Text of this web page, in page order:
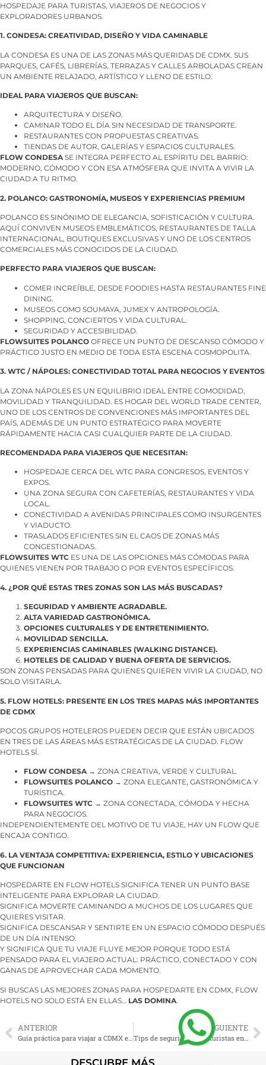
HOSPEDAJE PARA TURISTAS, VIAJEROS DE NEGOCIOS Y
EXPLORADORES URBANOS.
1. CONDESA: CREATIVIDAD, DISEÑO Y VIDA CAMINABLE
LA CONDESA ES UNA DE LAS ZONAS MÁS QUERIDAS DE CDMX. SUS
PARQUES, CAFÉS, LIBRERÍAS, TERRAZAS Y CALLES ARBOLADAS CREAN
UN AMBIENTE RELAJADO, ARTÍSTICO Y LLENO DE ESTILO.
IDEAL PARA VIAJEROS QUE BUSCAN:
ARQUITECTURA Y DISEÑO.
CAMINAR TODO EL DÍA SIN NECESIDAD DE TRANSPORTE.
RESTAURANTES CON PROPUESTAS CREATIVAS.
TIENDAS DE AUTOR, GALERÍAS Y ESPACIOS CULTURALES.
FLOW CONDESA SE INTEGRA PERFECTO AL ESPÍRITU DEL BARRIO:
MODERNO, CÓMODO Y CON ESA ATMÓSFERA QUE INVITA A VIVIR LA
CIUDAD A TU RITMO.
2. POLANCO: GASTRONOMÍA, MUSEOS Y EXPERIENCIAS PREMIUM
POLANCO ES SINÓNIMO DE ELEGANCIA, SOFISTICACIÓN Y CULTURA.
AQUÍ CONVIVEN MUSEOS EMBLEMÁTICOS, RESTAURANTES DE TALLA
INTERNACIONAL, BOUTIQUES EXCLUSIVAS Y UNO DE LOS CENTROS
COMERCIALES MÁS CONOCIDOS DE LA CIUDAD.
PERFECTO PARA VIAJEROS QUE BUSCAN:
COMER INCREÍBLE, DESDE FOODIES HASTA RESTAURANTES FINE
DINING.
MUSEOS COMO SOUMAYA, JUMEX Y ANTROPOLOGÍA.
SHOPPING, CONCIERTOS Y VIDA CULTURAL.
SEGURIDAD Y ACCESIBILIDAD.
FLOWSUITES POLANCO OFRECE UN PUNTO DE DESCANSO CÓMODO Y
PRÁCTICO JUSTO EN MEDIO DE TODA ESTA ESCENA COSMOPOLITA.
3. WTC / NÁPOLES: CONECTIVIDAD TOTAL PARA NEGOCIOS Y EVENTOS
LA ZONA NÁPOLES ES UN EQUILIBRIO IDEAL ENTRE COMODIDAD,
MOVILIDAD Y TRANQUILIDAD. ES HOGAR DEL WORLD TRADE CENTER,
UNO DE LOS CENTROS DE CONVENCIONES MÁS IMPORTANTES DEL
PAÍS, ADEMÁS DE UN PUNTO ESTRATÉGICO PARA MOVERTE
RÁPIDAMENTE HACIA CASI CUALQUIER PARTE DE LA CIUDAD.
RECOMENDADA PARA VIAJEROS QUE NECESITAN:
HOSPEDAJE CERCA DEL WTC PARA CONGRESOS, EVENTOS Y
EXPOS.
UNA ZONA SEGURA CON CAFETERÍAS, RESTAURANTES Y VIDA
LOCAL.
CONECTIVIDAD A AVENIDAS PRINCIPALES COMO INSURGENTES
Y VIADUCTO.
TRASLADOS EFICIENTES SIN EL CAOS DE ZONAS MÁS
CONGESTIONADAS.
FLOWSUITES WTC ES UNA DE LAS OPCIONES MÁS CÓMODAS PARA
QUIENES VIENEN POR TRABAJO O POR EVENTOS ESPECÍFICOS.
4. ¿POR QUÉ ESTAS TRES ZONAS SON LAS MÁS BUSCADAS?
SEGURIDAD Y AMBIENTE AGRADABLE.
ALTA VARIEDAD GASTRONÓMICA.
OPCIONES CULTURALES Y DE ENTRETENIMIENTO.
MOVILIDAD SENCILLA.
EXPERIENCIAS CAMINABLES (WALKING DISTANCE).
HOTELES DE CALIDAD Y BUENA OFERTA DE SERVICIOS.
SON ZONAS PENSADAS PARA QUIENES QUIEREN VIVIR LA CIUDAD, NO
SOLO VISITARLA.
5. FLOW HOTELS: PRESENTE EN LOS TRES MAPAS MÁS IMPORTANTES
DE CDMX
POCOS GRUPOS HOTELEROS PUEDEN DECIR QUE ESTÁN UBICADOS
EN TRES DE LAS ÁREAS MÁS ESTRATÉGICAS DE LA CIUDAD. FLOW
HOTELS SÍ.
FLOW CONDESA → ZONA CREATIVA, VERDE Y CULTURAL.
FLOWSUITES POLANCO → ZONA ELEGANTE, GASTRONÓMICA Y
TURÍSTICA.
FLOWSUITES WTC → ZONA CONECTADA, CÓMODA Y HECHA
PARA NEGOCIOS.
INDEPENDIENTEMENTE DEL MOTIVO DE TU VIAJE, HAY UN FLOW QUE
ENCAJA CONTIGO.
6. LA VENTAJA COMPETITIVA: EXPERIENCIA, ESTILO Y UBICACIONES
QUE FUNCIONAN
HOSPEDARTE EN FLOW HOTELS SIGNIFICA TENER UN PUNTO BASE
INTELIGENTE PARA EXPLORAR LA CIUDAD.
SIGNIFICA MOVERTE CAMINANDO A MUCHOS DE LOS LUGARES QUE
QUIERES VISITAR.
SIGNIFICA DESCANSAR Y SENTIRTE EN UN ESPACIO CÓMODO DESPUÉS
DE UN DÍA INTENSO.
Y SIGNIFICA QUE TU VIAJE FLUYE MEJOR PORQUE TODO ESTÁ
PENSADO PARA EL VIAJERO ACTUAL: PRÁCTICO, CONECTADO Y CON
GANAS DE APROVECHAR CADA MOMENTO.
SI BUSCAS LAS MEJORES ZONAS PARA HOSPEDARTE EN CDMX, FLOW
HOTELS NO SOLO ESTÁ EN ELLAS… LAS DOMINA
ANTERIOR
Guía práctica para viajar a CDMX en 2026: Lugares, transporte, apps, qué visitar y cómo Flow Hotels mejora tu experiencia
SIGUIENTE
Tips de seguridad para turistas en CDMX y la tranquilidad de hospedarte en Flow Hotels